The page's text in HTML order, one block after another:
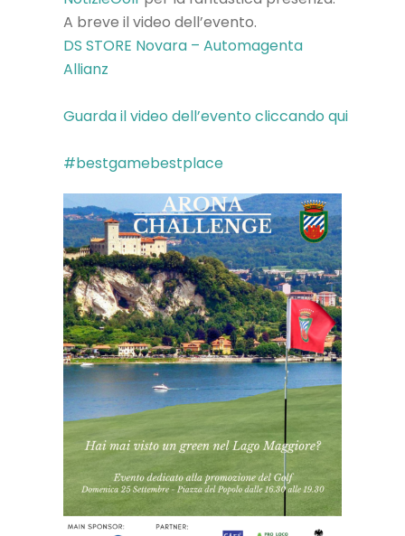
A breve il video dell’evento.
DS STORE Novara – Automagenta
Allianz
Guarda il video dell’evento cliccando qui
#bestgamebestplace